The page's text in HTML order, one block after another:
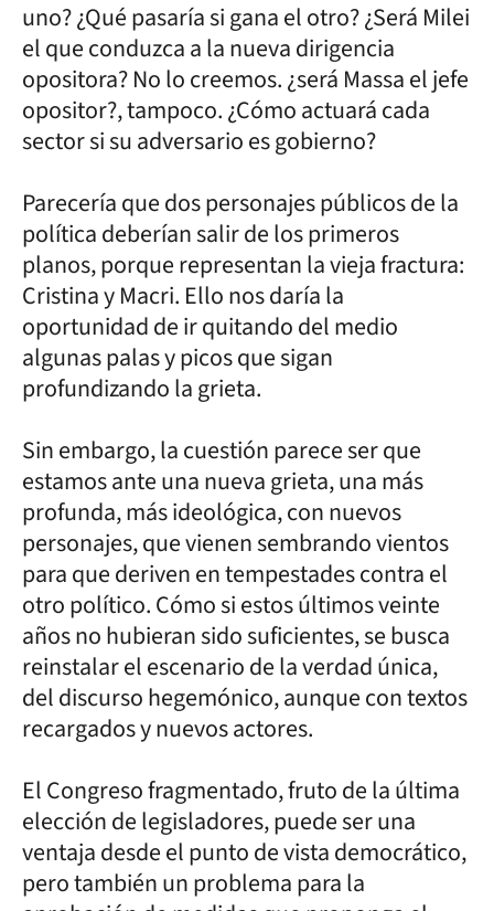
uno? ¿Qué pasaría si gana el otro? ¿Será Milei
el que conduzca a la nueva dirigencia
opositora? No lo creemos. ¿será Massa el jefe
opositor?, tampoco. ¿Cómo actuará cada
sector si su adversario es gobierno?
Parecería que dos personajes públicos de la
política deberían salir de los primeros
planos, porque representan la vieja fractura:
Cristina y Macri. Ello nos daría la
oportunidad de ir quitando del medio
algunas palas y picos que sigan
profundizando la grieta.
Sin embargo, la cuestión parece ser que
estamos ante una nueva grieta, una más
profunda, más ideológica, con nuevos
personajes, que vienen sembrando vientos
para que deriven en tempestades contra el
otro político. Cómo si estos últimos veinte
años no hubieran sido suficientes, se busca
reinstalar el escenario de la verdad única,
del discurso hegemónico, aunque con textos
recargados y nuevos actores.
El Congreso fragmentado, fruto de la última
elección de legisladores, puede ser una
ventaja desde el punto de vista democrático,
pero también un problema para la